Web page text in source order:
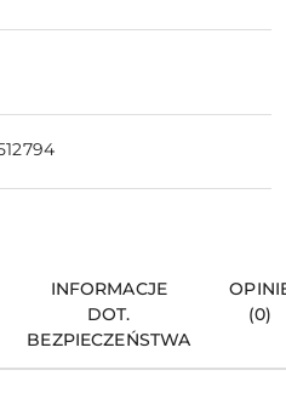
INFORMACJE
DOT.
BEZPIECZEŃSTWA
(0)